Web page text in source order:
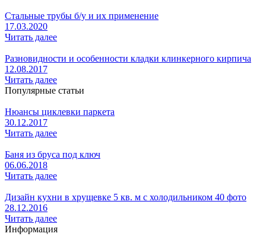
Стальные трубы б/у и их применение
17.03.2020
Читать далее
Разновидности и особенности кладки клинкерного кирпича
12.08.2017
Читать далее
Популярные статьи
Нюансы циклевки паркета
30.12.2017
Читать далее
Баня из бруса под ключ
06.06.2018
Читать далее
Дизайн кухни в хрущевке 5 кв. м с холодильником 40 фото
28.12.2016
Читать далее
Информация